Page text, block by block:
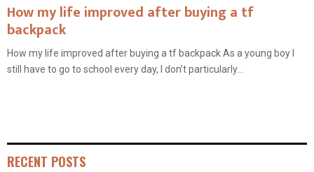
How my life improved after buying a tf
backpack
How my life improved after buying a tf backpack As a young boy I
still have to go to school every day, I don’t particularly...
RECENT POSTS